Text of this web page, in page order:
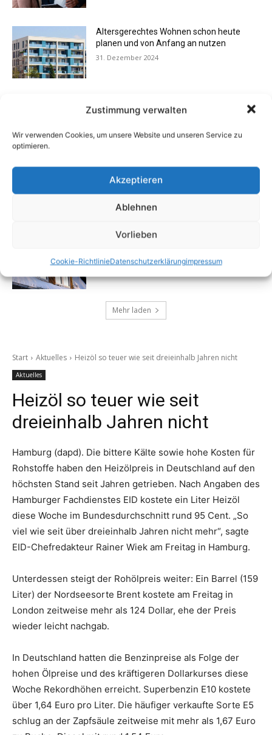
Zustimmung verwalten
Wir verwenden Cookies, um unsere Website und unseren Service zu
optimieren.
Akzeptieren
Ablehnen
Vorlieben
Cookie-RichtlinieDatenschutzerklärungimpressum
Altersgerechtes Wohnen schon heute
planen und von Anfang an nutzen
31. Dezember 2024
25. September 2024
19. September 2024
13. September 2024
Mehr laden